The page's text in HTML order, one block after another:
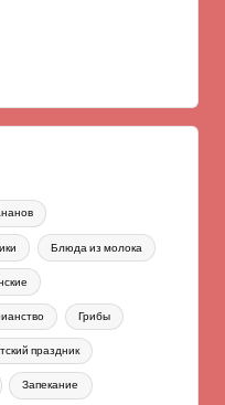
Блюда из молока
Грибы
праздник
Запекание